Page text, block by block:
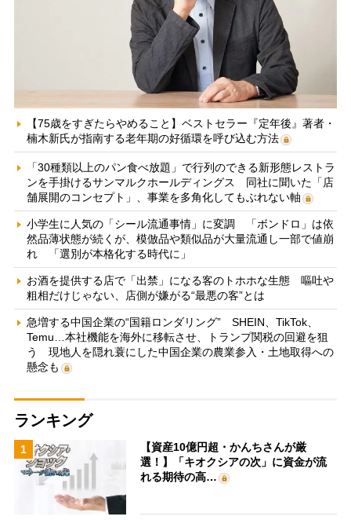
【75歳をすぎたらやめること】ベストセラー『定年後』著者・
楠木新氏が指南する老年期の好循環を呼び込む方法
「30種類以上のパン食べ放題」で行列のできる新形態レストラ
ンを手掛けるサンマルクホールディングス 同社に聞いた「店
舗展開のコンセプト」、事業を多角化してもぶれない軸
小学生に人気の「シール流通事情」に変調 「ボンドロ」は依
然品薄状態が続くが、模倣品や類似品が大量流通し一部で値崩
れ 「選別が本格化する時代に」
お酒を提供する店で「出禁」になる客のトホホな生態 嘔吐や
粗相だけじゃない、店側が嫌がる“最悪の客”とは
急増する中国企業の“国籍ロンダリング” SHEIN、TikTok、
Temu…本社機能を海外に移転させ、トランプ関税の回避を狙
う 現地人を隠れ蓑にした中国企業の農業参入・土地取得への
懸念も
ランキング
1
【資産10億円超・かんちさんが厳
選！】「キオクシアの次」に資金が流
れる期待の高…